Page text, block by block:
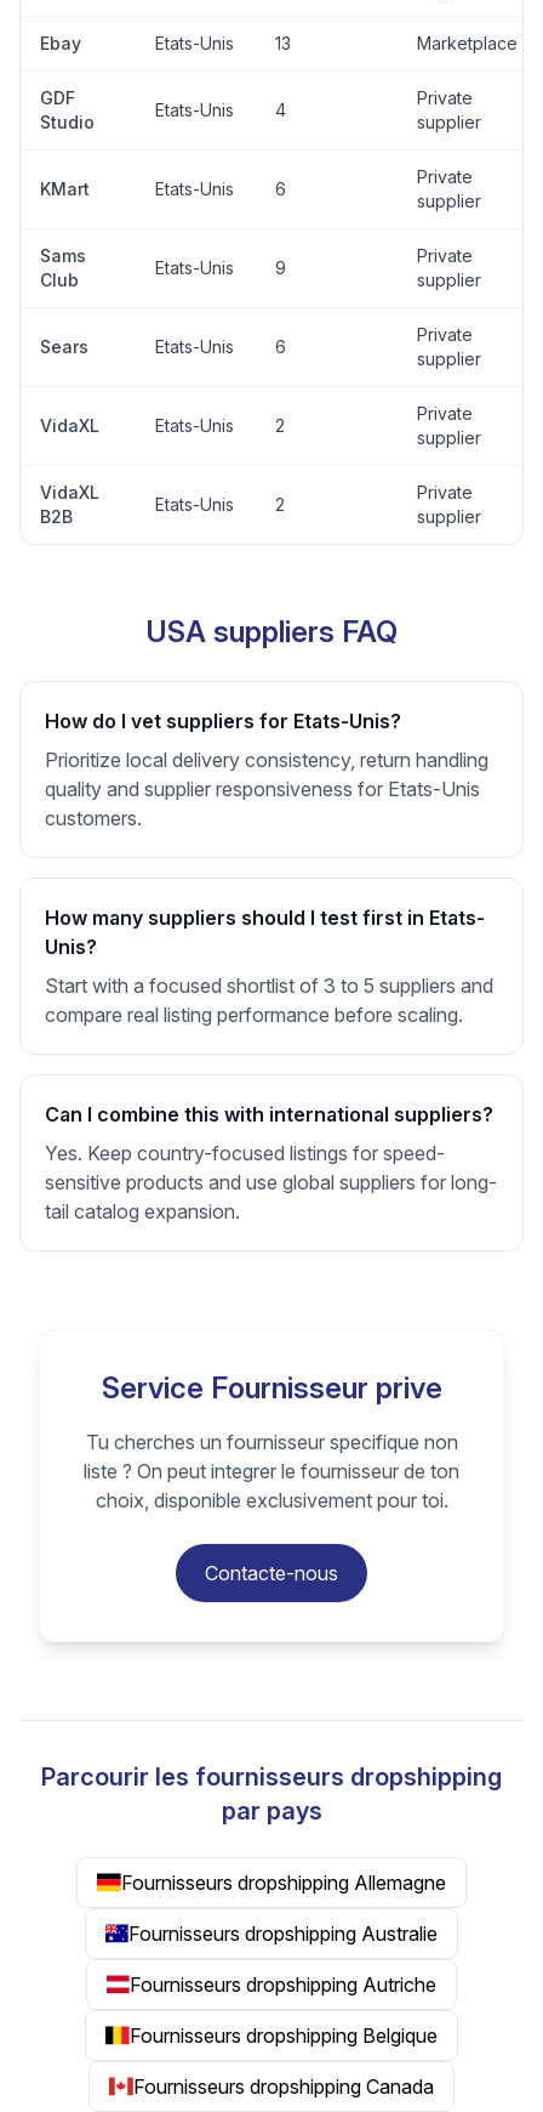
Ebay Etats-Unis 13 Marketplace
GDF
Studio
Etats-Unis 4
Private
supplier
KMart Etats-Unis 6
Private
supplier
Sams
Club
Etats-Unis 9
Private
supplier
Sears Etats-Unis 6
Private
supplier
VidaXL Etats-Unis 2
Private
supplier
VidaXL
B2B
Etats-Unis 2
Private
supplier
USA suppliers FAQ
How do I vet suppliers for Etats-Unis?
Prioritize local delivery consistency, return handling
quality and supplier responsiveness for Etats-Unis
customers.
How many suppliers should I test first in Etats-
Unis?
Start with a focused shortlist of 3 to 5 suppliers and
compare real listing performance before scaling.
Can I combine this with international suppliers?
Yes. Keep country-focused listings for speed-
sensitive products and use global suppliers for long-
tail catalog expansion.
Service Fournisseur prive
Tu cherches un fournisseur specifique non
liste ? On peut integrer le fournisseur de ton
choix, disponible exclusivement pour toi.
Contacte-nous
Parcourir les fournisseurs dropshipping
par pays
Fournisseurs dropshipping Allemagne
Fournisseurs dropshipping Australie
Fournisseurs dropshipping Autriche
Fournisseurs dropshipping Belgique
Fournisseurs dropshipping Canada